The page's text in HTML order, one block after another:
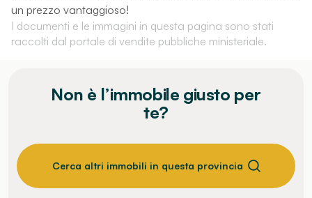
un prezzo vantaggioso!
I documenti e le immagini in questa pagina sono stati
raccolti dal portale di vendite pubbliche ministeriale.
Non è l’immobile giusto per
te?
Cerca altri immobili in questa provincia